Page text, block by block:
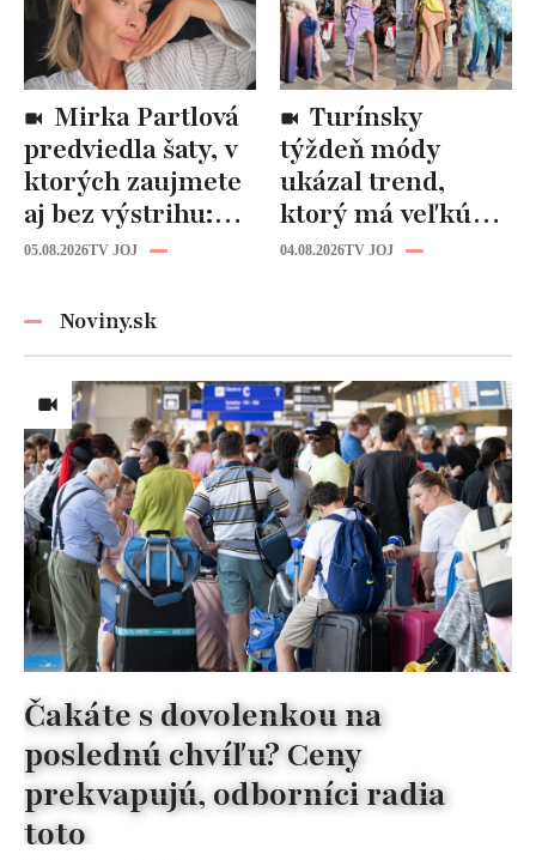
predviedla šaty, v
ktorých zaujmete
aj bez výstrihu:
Ich čaro je v tomto
05.08.2026TV JOJ
týždeň módy
ukázal trend,
ktorý má veľkú
budúcnosť: Počuli
04.08.2026TV JOJ
Noviny.sk
Čakáte s dovolenkou na
poslednú chvíľu? Ceny
prekvapujú, odborníci radia
toto